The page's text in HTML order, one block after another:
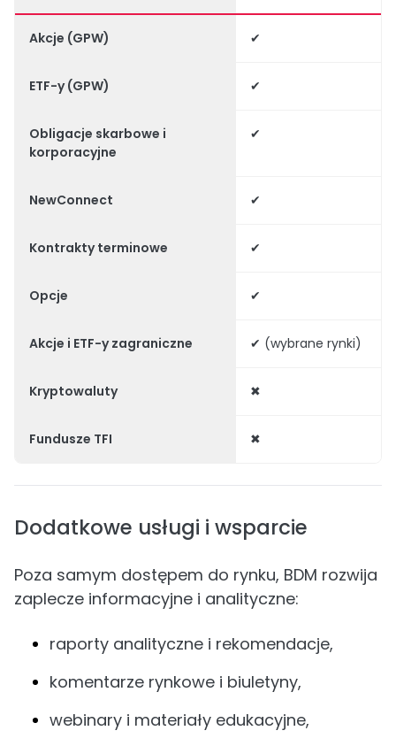
Akcje (GPW) ✔
ETF-y (GPW) ✔
Obligacje skarbowe i
korporacyjne
✔
NewConnect ✔
Kontrakty terminowe ✔
Opcje ✔
Akcje i ETF-y zagraniczne ✔ (wybrane rynki)
Kryptowaluty ✖
Fundusze TFI ✖
Dodatkowe usługi i wsparcie
Poza samym dostępem do rynku, BDM rozwija
zaplecze informacyjne i analityczne:
raporty analityczne i rekomendacje,
komentarze rynkowe i biuletyny,
webinary i materiały edukacyjne,